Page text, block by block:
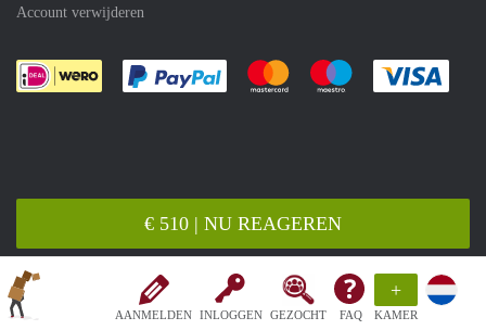
AANMELDEN INLOGGEN GEZOCHT FAQ
+
KAMER
€ 510 | NU REAGEREN
Account verwijderen
Je rekent gemakkelijk af met Paypal
Je rekent gemakkelijk af met
Je rekent